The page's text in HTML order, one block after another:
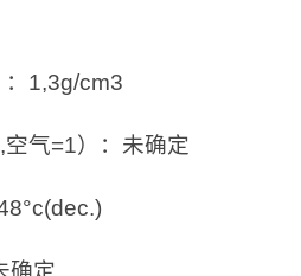
1,3g/cm3
气=1）：未确定